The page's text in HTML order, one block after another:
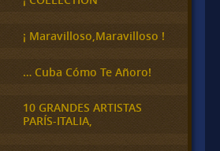
¡ Maravilloso,Maravilloso !
… Cuba Cómo Te Añoro!
10 GRANDES ARTISTAS
PARÍS-ITALIA,